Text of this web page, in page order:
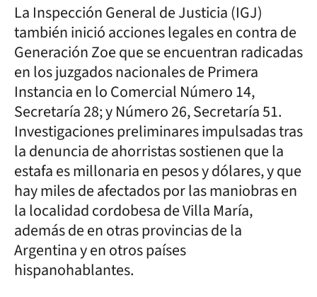
La Inspección General de Justicia (IGJ)
también inició acciones legales en contra de
Generación Zoe que se encuentran radicadas
en los juzgados nacionales de Primera
Instancia en lo Comercial Número 14,
Secretaría 28; y Número 26, Secretaría 51.
Investigaciones preliminares impulsadas tras
la denuncia de ahorristas sostienen que la
estafa es millonaria en pesos y dólares, y que
hay miles de afectados por las maniobras en
la localidad cordobesa de Villa María,
además de en otras provincias de la
Argentina y en otros países
hispanohablantes.